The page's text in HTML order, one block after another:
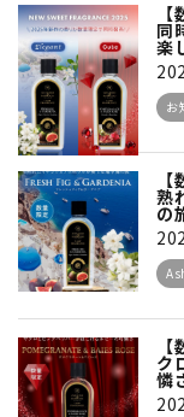
同
楽
お
熟
の
ク
憐